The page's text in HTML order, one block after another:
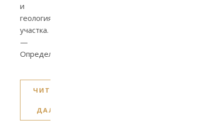
и
геология
участка.
—
Определение…
ЧИТАТЬ
ДАЛЕЕ